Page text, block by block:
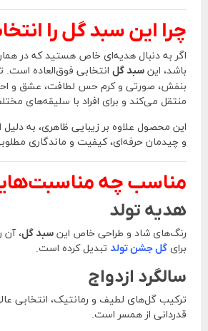
چرا این سبد گل را
اگر به دنبال هدیه‌ای خاص هستید که در همان
باشد، این سبد گل انتخابی فوق‌العاده
بنفش، صورتی و کرم حس لطافت، عشق و
منتقل می‌کند و برای افراد با سلیقه‌های
این محصول علاوه بر زیبایی ظاهری، به دلیل
و چیدمان حرفه‌ای، کیفیت و ماندگاری
مناسب چه
هدیه تولد
رنگ‌های شاد و طراحی خاص این سبد گل، آن
برای گل جشن تولد تبدیل کرده است.
سالگرد ازدواج
ترکیب گل‌های لطیف و رمانتیک، انتخابی
قدردانی از همسر است.